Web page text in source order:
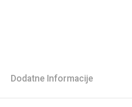
Dodatne Informacije